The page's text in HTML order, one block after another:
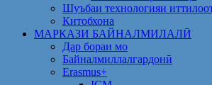
Шуъбаи технологияи
Китобхона
МАРКАЗИ БАЙНАЛМИЛАЛӢ
Дар бораи мо
Байналмиллалгардонӣ
Erasmus+